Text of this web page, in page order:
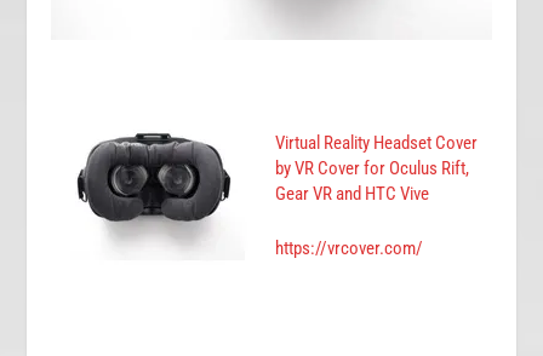
Virtual Reality Headset Cover
by VR Cover for Oculus Rift,
Gear VR and HTC Vive
https://vrcover.com/